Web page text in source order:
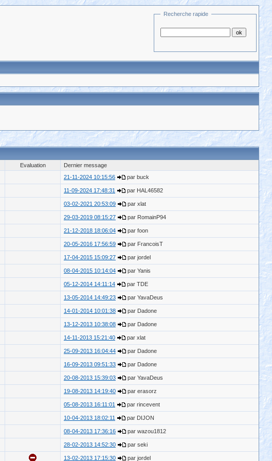
Recherche rapide
Evaluation
Dernier message
21-11-2024 10:15:56
par buck
11-09-2024 17:48:31
par HAL46582
03-02-2021 20:53:09
par xlat
29-03-2019 08:15:27
par RomainP94
21-12-2018 18:06:04
par foon
20-05-2016 17:56:59
par FrancoisT
17-04-2015 15:09:27
par jordel
08-04-2015 10:14:04
par Yanis
05-12-2014 14:11:14
par TDE
13-05-2014 14:49:23
par YavaDeus
14-01-2014 10:01:38
par Dadone
13-12-2013 10:38:08
par Dadone
14-11-2013 15:21:40
par xlat
25-09-2013 16:04:44
par Dadone
16-09-2013 09:51:33
par Dadone
20-08-2013 15:39:03
par YavaDeus
19-08-2013 14:19:40
par erasorz
05-08-2013 16:11:01
par rincevent
10-04-2013 18:02:11
par DIJON
08-04-2013 17:36:16
par wazou1812
28-02-2013 14:52:30
par seki
13-02-2013 17:15:30 par jordel